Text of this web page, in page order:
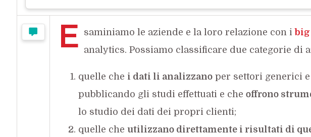
E saminiamo le aziende e la loro relazione con ibig
analytics. Possiamo classificare due categorie di
quelle che i dati li analizzanoper settori generici
pubblicando gli studi effettuati e che offrono
lo studio dei dati dei propri clienti;
quelle che utilizzano direttamente i risultati di